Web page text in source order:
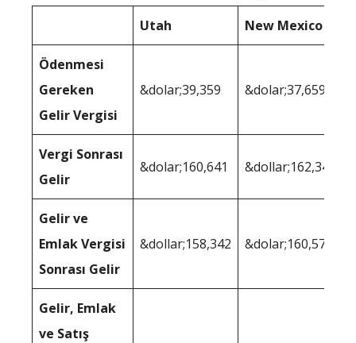
Utah New Mexico
Ödenmesi
Gereken
Gelir Vergisi
&dolar;39,359 &dolar;37,659
Vergi Sonrası
Gelir
&dolar;160,641 &dollar;162,341
Gelir ve
Emlak Vergisi
Sonrası Gelir
&dollar;158,342 &dolar;160,578
Gelir, Emlak
ve Satış